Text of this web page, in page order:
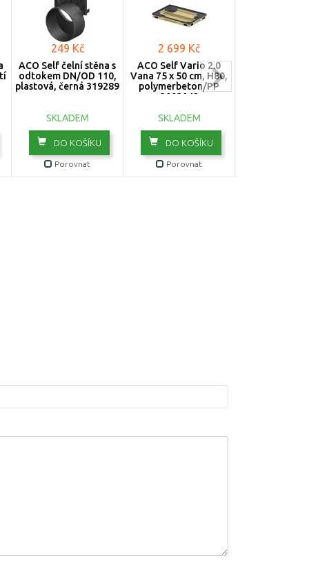
249 Kč
ACO Self čelní stěna s
odtokem DN/OD 110,
plastová, černá 319289
SKLADEM
DO KOŠÍKU
Porovnat
2 699 Kč
ACO Self Vario 2.0
Vana 75 x 50 cm, H80,
polymerbeton/PP
3003042
SKLADEM
DO KOŠÍKU
Porovnat